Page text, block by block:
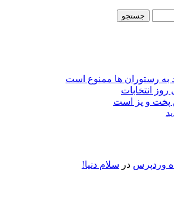
به رستوران ها ممنوع است
روز انتخابات
پخت و پز است
وردپرس در سلام دنیا!